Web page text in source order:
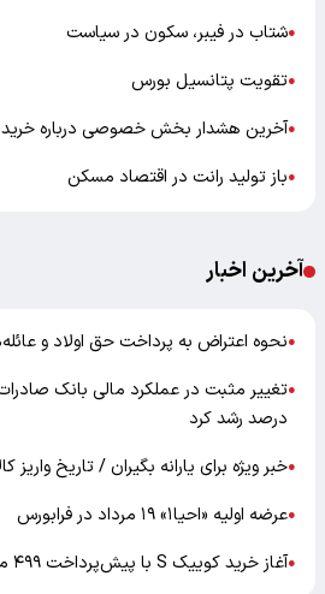
●شتاب در فیبر، سکون در سیاست
●تقویت پتانسیل بورس
●آخرین هشدار بخش خصوصی درباره
●باز تولید رانت در اقتصاد مسکن
آخرین اخبار
●نحوه اعتراض به پرداخت حق اولاد و
●
درصد رشد کرد
●خبر ویژه برای یارانه بگیران / تاریخ واریز
●عرضه اولیه «احیا۱» ۱۹ مرداد در فرابورس
●آغاز خرید کوییک S با پیش‌پرداخت ۴۹۹ میلیونی